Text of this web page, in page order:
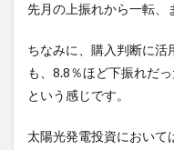
先月の上振れから一転、
ちなみに、購入判断に活
も、8.8％ほど下振れだ
という感じです。
太陽光発電投資において